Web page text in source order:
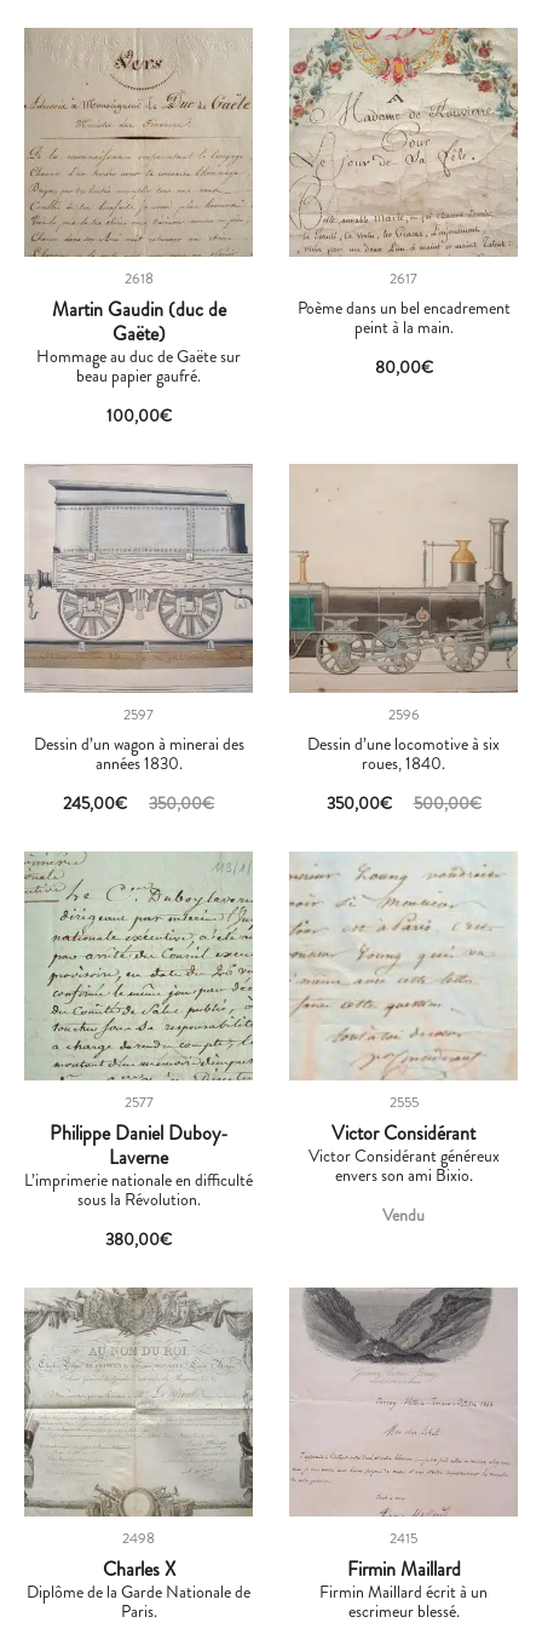
2618
Martin Gaudin (duc de
Gaëte)
Hommage au duc de Gaëte sur
beau papier gaufré.
100,00€
2617
Poème dans un bel encadrement
peint à la main.
80,00€
2597
Dessin d’un wagon à minerai des
années 1830.
350,00€
245,00€
2596
Dessin d’une locomotive à six
roues, 1840.
500,00€
350,00€
2577
Philippe Daniel Duboy-
Laverne
L’imprimerie nationale en difficulté
sous la Révolution.
380,00€
2555
Victor Considérant
Victor Considérant généreux
envers son ami Bixio.
Vendu
2498
Charles X
Diplôme de la Garde Nationale de
Paris.
2415
Firmin Maillard
Firmin Maillard écrit à un
escrimeur blessé.